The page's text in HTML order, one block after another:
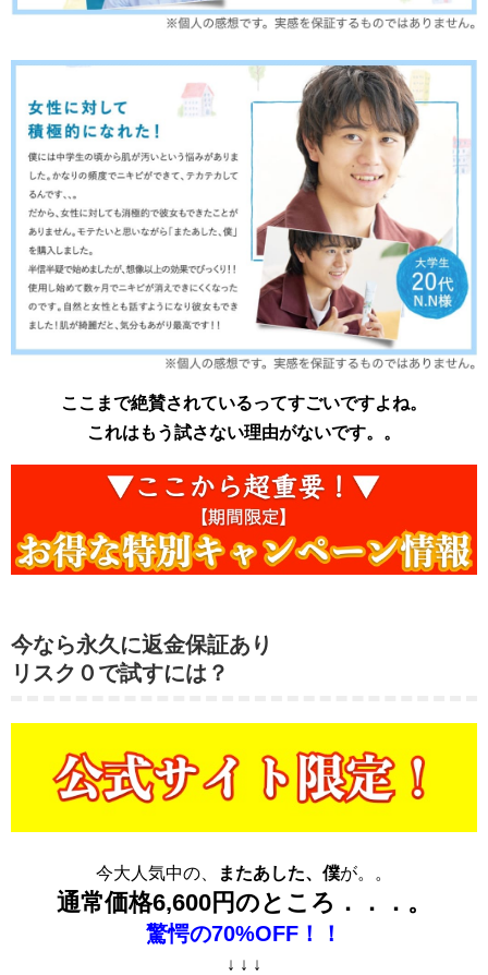
ここまで絶賛されているってすごいですよね。
これはもう試さない理由がないです。。
今なら永久に返金保証あり
リスク０で試すには？
今大人気中の、 またあした、僕が。。
通常価格6,600円のところ．．．。
驚愕の70%OFF！！
↓ ↓ ↓